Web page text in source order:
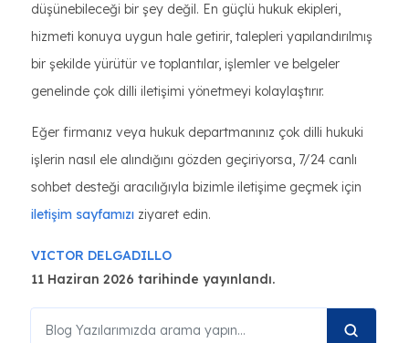
düşünebileceği bir şey değil. En güçlü hukuk ekipleri,
hizmeti konuya uygun hale getirir, talepleri yapılandırılmış
bir şekilde yürütür ve toplantılar, işlemler ve belgeler
genelinde çok dilli iletişimi yönetmeyi kolaylaştırır.
Eğer firmanız veya hukuk departmanınız çok dilli hukuki
işlerin nasıl ele alındığını gözden geçiriyorsa, 7/24 canlı
sohbet desteği aracılığıyla bizimle iletişime geçmek için
iletişim sayfamızı ziyaret edin.
VICTOR DELGADILLO
11 Haziran 2026 tarihinde yayınlandı.